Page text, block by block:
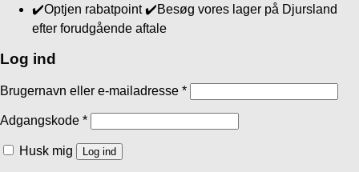
✔️Optjen rabatpoint ✔️Besøg vores lager på Djursland
efter forudgående aftale
Log ind
Brugernavn eller e-mailadresse *
Adgangskode *
Husk mig Log ind